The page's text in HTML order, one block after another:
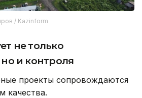
/ Kazinform
не только
но и контроля
проекты сопровождаются
качества.